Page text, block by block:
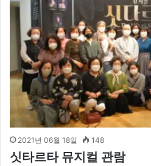
2021년 06월 18일 148
싯타르타 뮤지컬 관람